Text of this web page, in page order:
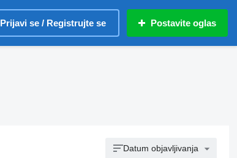
Prijavi se / Registrujte se Postavite oglas
Datum objavljivanja